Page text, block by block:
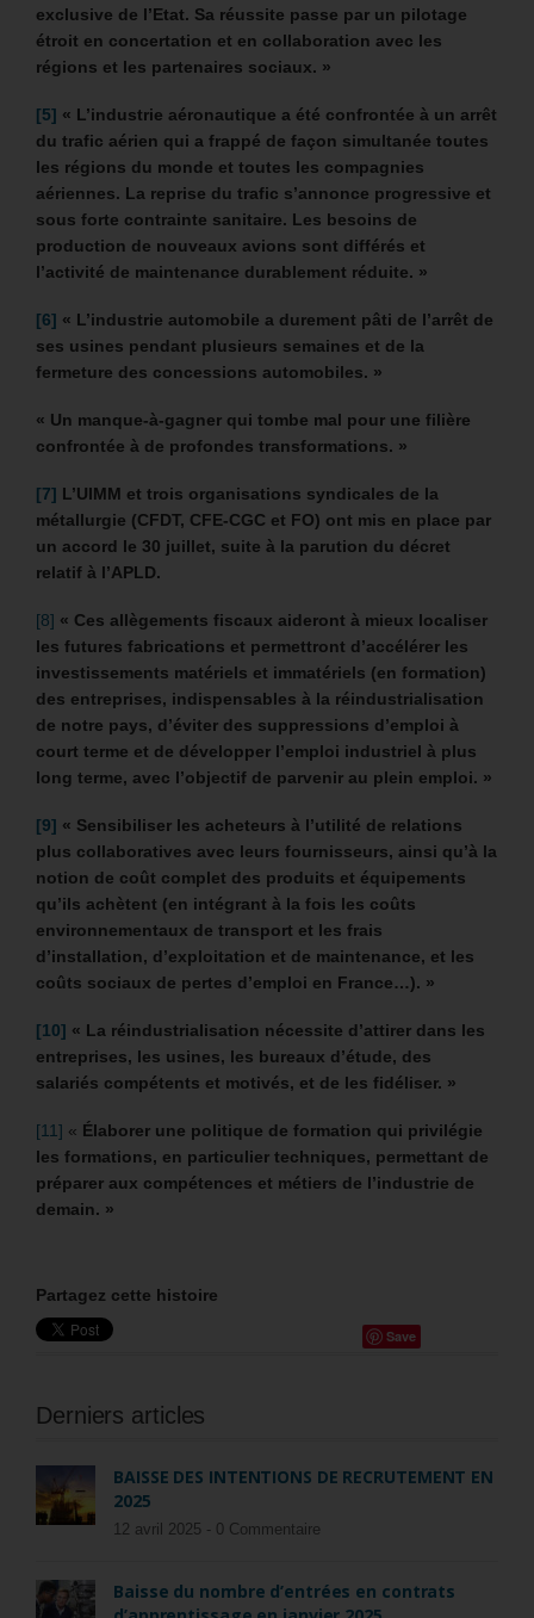
exclusive de l’Etat. Sa réussite passe par un pilotage
étroit en concertation et en collaboration avec les
régions et les partenaires sociaux. »
[5] « L’industrie aéronautique a été confrontée à un arrêt
du trafic aérien qui a frappé de façon simultanée toutes
les régions du monde et toutes les compagnies
aériennes. La reprise du trafic s’annonce progressive et
sous forte contrainte sanitaire. Les besoins de
production de nouveaux avions sont différés et
l’activité de maintenance durablement réduite. »
[6] « L’industrie automobile a durement pâti de l’arrêt de
ses usines pendant plusieurs semaines et de la
fermeture des concessions automobiles. »
« Un manque-à-gagner qui tombe mal pour une filière
confrontée à de profondes transformations. »
[7] L’UIMM et trois organisations syndicales de la
métallurgie (CFDT, CFE-CGC et FO) ont mis en place par
un accord le 30 juillet, suite à la parution du décret
relatif à l’APLD.
[8] « Ces allègements fiscaux aideront à mieux localiser
les futures fabrications et permettront d’accélérer les
investissements matériels et immatériels (en formation)
des entreprises, indispensables à la réindustrialisation
de notre pays, d’éviter des suppressions d’emploi à
court terme et de développer l’emploi industriel à plus
long terme, avec l’objectif de parvenir au plein emploi. »
[9] « Sensibiliser les acheteurs à l’utilité de relations
plus collaboratives avec leurs fournisseurs, ainsi qu’à la
notion de coût complet des produits et équipements
qu’ils achètent (en intégrant à la fois les coûts
environnementaux de transport et les frais
d’installation, d’exploitation et de maintenance, et les
coûts sociaux de pertes d’emploi en France…). »
[10] « La réindustrialisation nécessite d’attirer dans les
entreprises, les usines, les bureaux d’étude, des
salariés compétents et motivés, et de les fidéliser. »
[11] « Élaborer une politique de formation qui privilégie
les formations, en particulier techniques, permettant de
préparer aux compétences et métiers de l’industrie de
demain. »
Partagez cette histoire
Save
Derniers articles
BAISSE DES INTENTIONS DE RECRUTEMENT EN
2025
12 avril 2025 - 0 Commentaire
Baisse du nombre d’entrées en contrats